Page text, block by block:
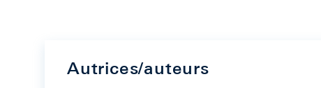
Autrices/auteurs